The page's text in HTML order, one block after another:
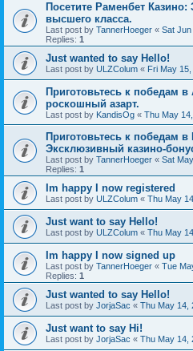
Посетите Раменбет
высшего класса.
Last post by TannerHoeger « Sat
Replies: 1
Just wanted to say Hello!
Last post by ULZColum « Fri May
Приготовьтесь к победам
роскошный азарт.
Last post by KandisOg « Thu May
Приготовьтесь к победам
Эксклюзивный казино-
Last post by TannerHoeger « Sat
Replies: 1
Im happy I now registered
Last post by ULZColum « Thu May
Just want to say Hello!
Last post by ULZColum « Thu May
Im happy I now signed up
Last post by TannerHoeger « Tue
Replies: 1
Just wanted to say Hello!
Last post by JorjaSac « Thu May 14,
Just want to say Hi!
Last post by JorjaSac « Thu May 14,